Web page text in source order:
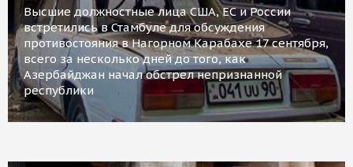
Высшие должностные лица США, ЕС и России
встретились в Стамбуле для обсуждения
противостояния в Нагорном Карабахе 17 сентября,
всего за несколько дней до того, как
Азербайджан начал обстрел непризнанной
республики